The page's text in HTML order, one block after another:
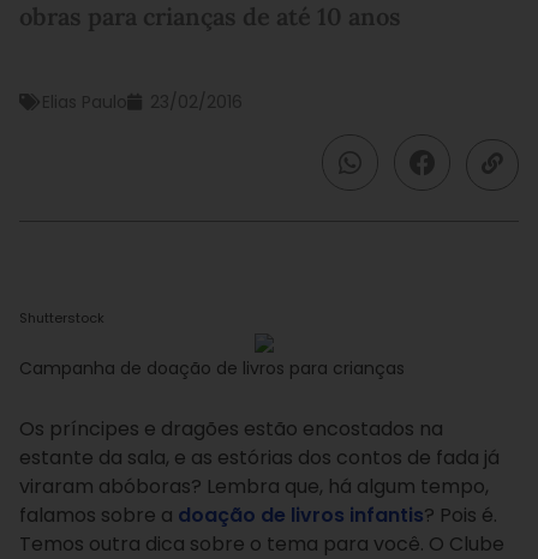
obras para crianças de até 10 anos
Elias Paulo 23/02/2016
Shutterstock
Campanha de doação de livros para crianças
Os príncipes e dragões estão encostados na
estante da sala, e as estórias dos contos de fada já
viraram abóboras? Lembra que, há algum tempo,
falamos sobre a doação de livros infantis? Pois é.
Temos outra dica sobre o tema para você. O Clube